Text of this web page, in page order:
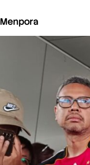
Menpora